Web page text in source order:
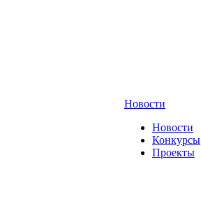
Новости
Новости
Конкурсы
Проекты